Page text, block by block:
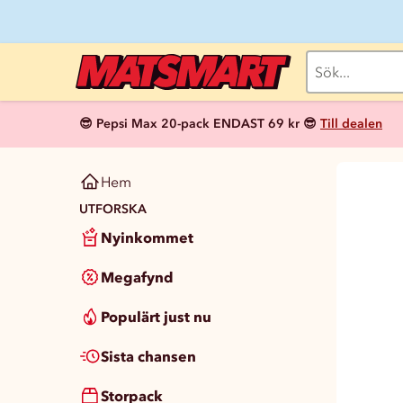
😎 Pepsi Max 20-pack ENDAST 69 kr 😎 Till dealen
Hem
UTFORSKA
Nyinkommet
Megafynd
Populärt just nu
Sista chansen
Storpack